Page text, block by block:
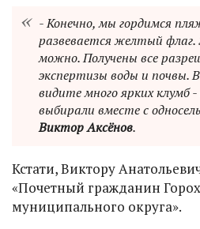
- Конечно, мы гордимся
развевается желтый
можно. Получены все
экспертизы воды и почвы.
видите много ярких клумб
выбирали вместе с
Виктор Аксёнов.
Кстати, Виктору
«Почетный гражданин
муниципального округа».